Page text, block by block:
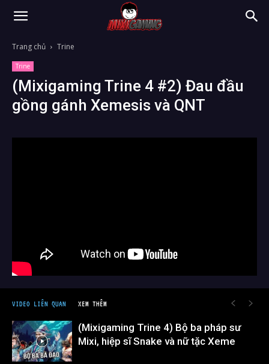
Trang chủ Trine
Trine
(Mixigaming Trine 4 #2) Đau đầu
gồng gánh Xemesis và QNT
VIDEO LIÊN QUAN XEM THÊM
(Mixigaming Trine 4) Bộ ba pháp sư
Mixi, hiệp sĩ Snake và nữ tặc Xeme